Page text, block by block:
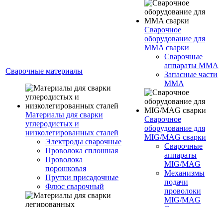
Сварочные материалы
Материалы для сварки
углеродистых и
низколегированных сталей
Электроды сварочные
Проволока сплошная
Проволока
порошковая
Прутки присадочные
Флюс сварочный
Сварочное
оборудование для
MMA сварки
Сварочные
аппараты MMA
Запасные части
MMA
Сварочное
оборудование для
MIG/MAG сварки
Сварочные
аппараты
MIG/MAG
Механизмы
подачи
проволоки
MIG/MAG